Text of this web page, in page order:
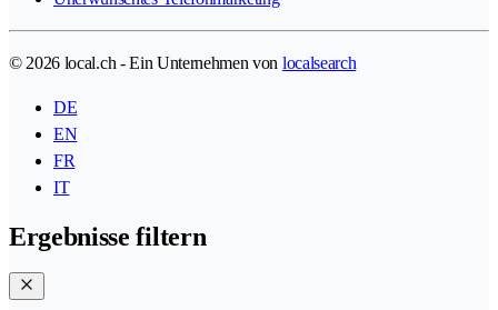
© 2026 local.ch - Ein Unternehmen von localsearch
DE
EN
FR
IT
Ergebnisse filtern